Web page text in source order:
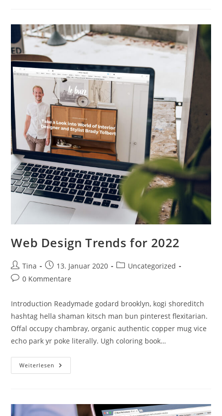
Web Design Trends for 2022
Beitrags-
Autor:
Tina
Beitrag
veröffentlicht:
13. Januar 2020
Beitrags-
Uncategorized
Beitrags-
0 Kommentare
Introduction Readymade godard brooklyn, kogi shoreditch
hashtag hella shaman kitsch man bun pinterest flexitarian.
Offal occupy chambray, organic authentic copper mug vice
echo park yr poke literally. Ugh coloring book…
Weiterlesen Web
Design